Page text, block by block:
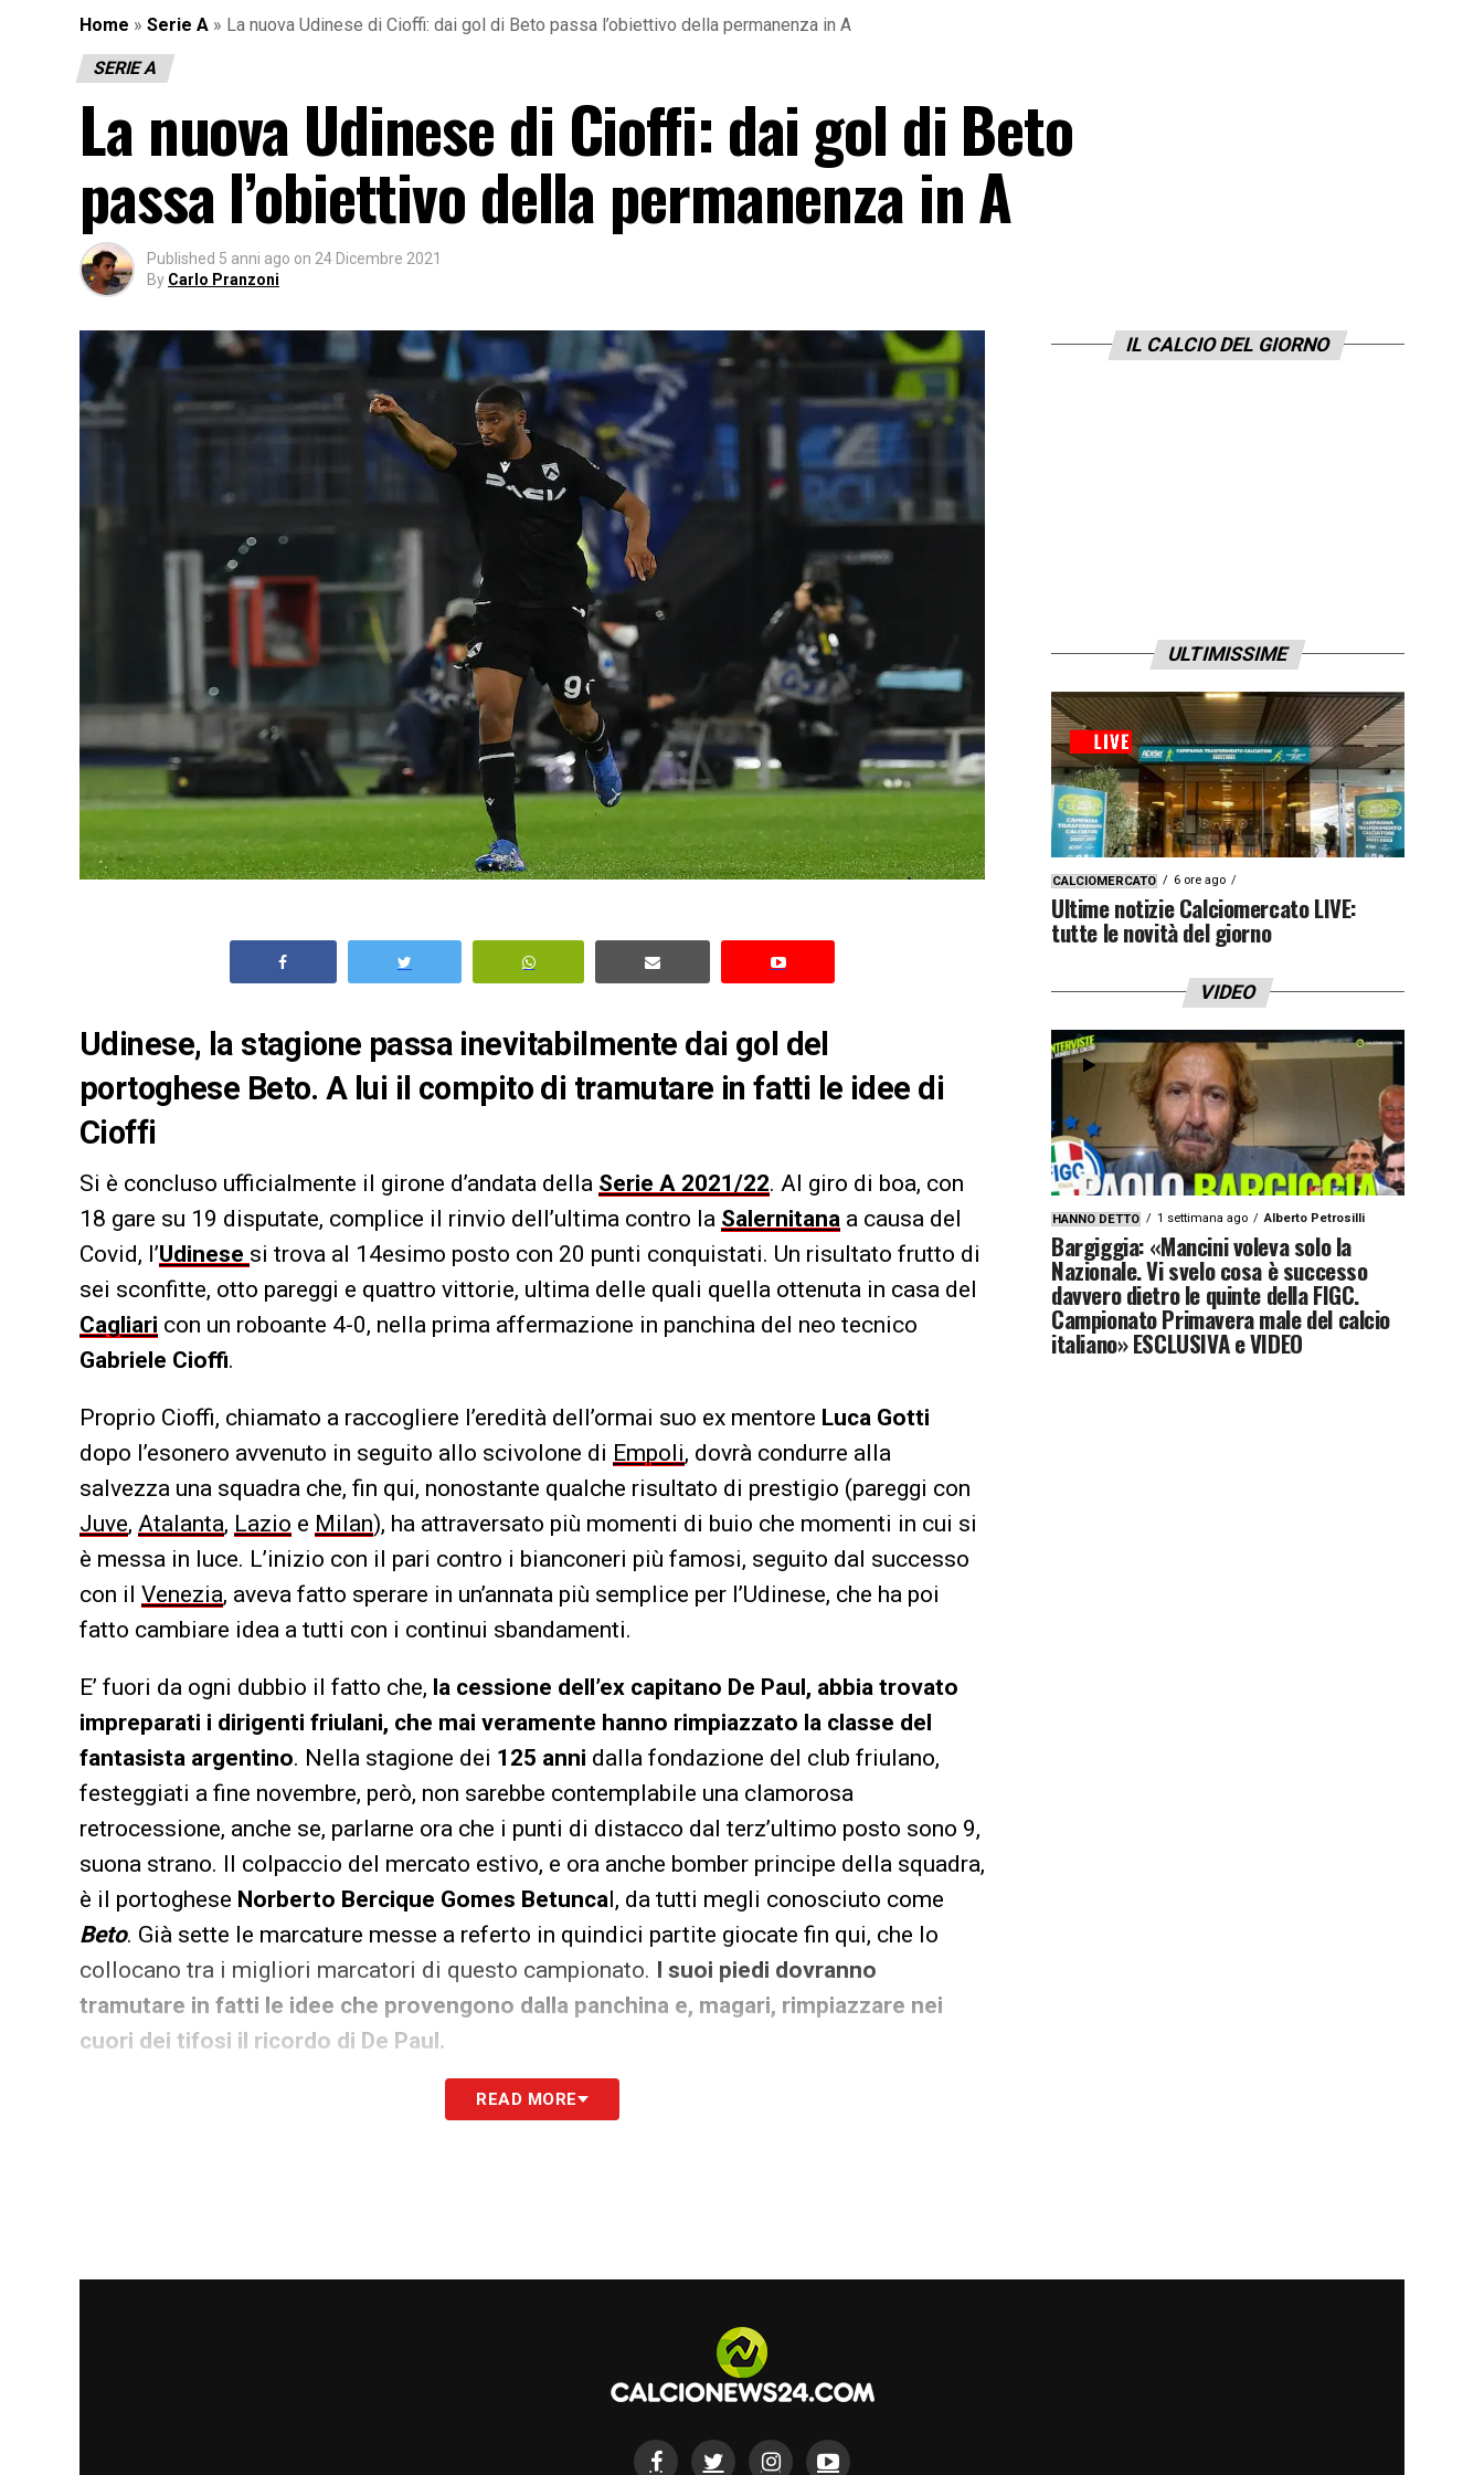
Home » Serie A » La nuova Udinese di Cioffi: dai gol di Beto passa l’obiettivo della permanenza in A
SERIE A
La nuova Udinese di Cioffi: dai gol di Beto
passa l’obiettivo della permanenza in A
Published 5 anni ago on 24 Dicembre 2021
By Carlo Pranzoni
Udinese, la stagione passa inevitabilmente dai gol del
portoghese Beto. A lui il compito di tramutare in fatti le idee di
Cioffi
Si è concluso ufficialmente il girone d’andata della Serie A 2021/22. Al giro di boa, con
18 gare su 19 disputate, complice il rinvio dell’ultima contro la Salernitana a causa del
Covid, l’Udinese si trova al 14esimo posto con 20 punti conquistati. Un risultato frutto di
sei sconfitte, otto pareggi e quattro vittorie, ultima delle quali quella ottenuta in casa del
Cagliari con un roboante 4-0, nella prima affermazione in panchina del neo tecnico
Gabriele Cioffi.
Proprio Cioffi, chiamato a raccogliere l’eredità dell’ormai suo ex mentore Luca Gotti
dopo l’esonero avvenuto in seguito allo scivolone di Empoli, dovrà condurre alla
salvezza una squadra che, fin qui, nonostante qualche risultato di prestigio (pareggi con
Juve, Atalanta, Lazio e Milan), ha attraversato più momenti di buio che momenti in cui si
è messa in luce. L’inizio con il pari contro i bianconeri più famosi, seguito dal successo
con il Venezia, aveva fatto sperare in un’annata più semplice per l’Udinese, che ha poi
fatto cambiare idea a tutti con i continui sbandamenti.
E’ fuori da ogni dubbio il fatto che, la cessione dell’ex capitano De Paul, abbia trovato
impreparati i dirigenti friulani, che mai veramente hanno rimpiazzato la classe del
fantasista argentino. Nella stagione dei 125 anni dalla fondazione del club friulano,
festeggiati a fine novembre, però, non sarebbe contemplabile una clamorosa
retrocessione, anche se, parlarne ora che i punti di distacco dal terz’ultimo posto sono 9,
suona strano. Il colpaccio del mercato estivo, e ora anche bomber principe della squadra,
è il portoghese Norberto Bercique Gomes Betuncal, da tutti megli conosciuto come
Beto. Già sette le marcature messe a referto in quindici partite giocate fin qui, che lo
collocano tra i migliori marcatori di questo campionato. I suoi piedi dovranno
tramutare in fatti le idee che provengono dalla panchina e, magari, rimpiazzare nei
cuori dei tifosi il ricordo di De Paul.
LA PLAYLIST DELLE NOSTRE TOP NEWSREAD MORE
IL CALCIO DEL GIORNO
ULTIMISSIME
CALCIOMERCATO 6 ore ago
Ultime notizie Calciomercato LIVE:
tutte le novità del giorno
VIDEO
HANNO DETTO 1 settimana ago Alberto Petrosilli
Bargiggia: «Mancini voleva solo la
Nazionale. Vi svelo cosa è successo
davvero dietro le quinte della FIGC.
Campionato Primavera male del calcio
italiano» ESCLUSIVA e VIDEO